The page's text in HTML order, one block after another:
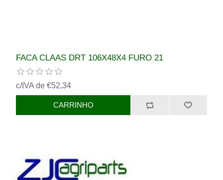
FACA CLAAS DRT 106X48X4 FURO 21
c/IVA de €52,34